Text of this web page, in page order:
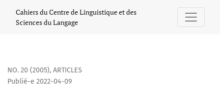
Cahiers du Centre de Linguistique et des
Sciences du Langage
NO. 20 (2005), ARTICLES
Publié-e 2022-04-09